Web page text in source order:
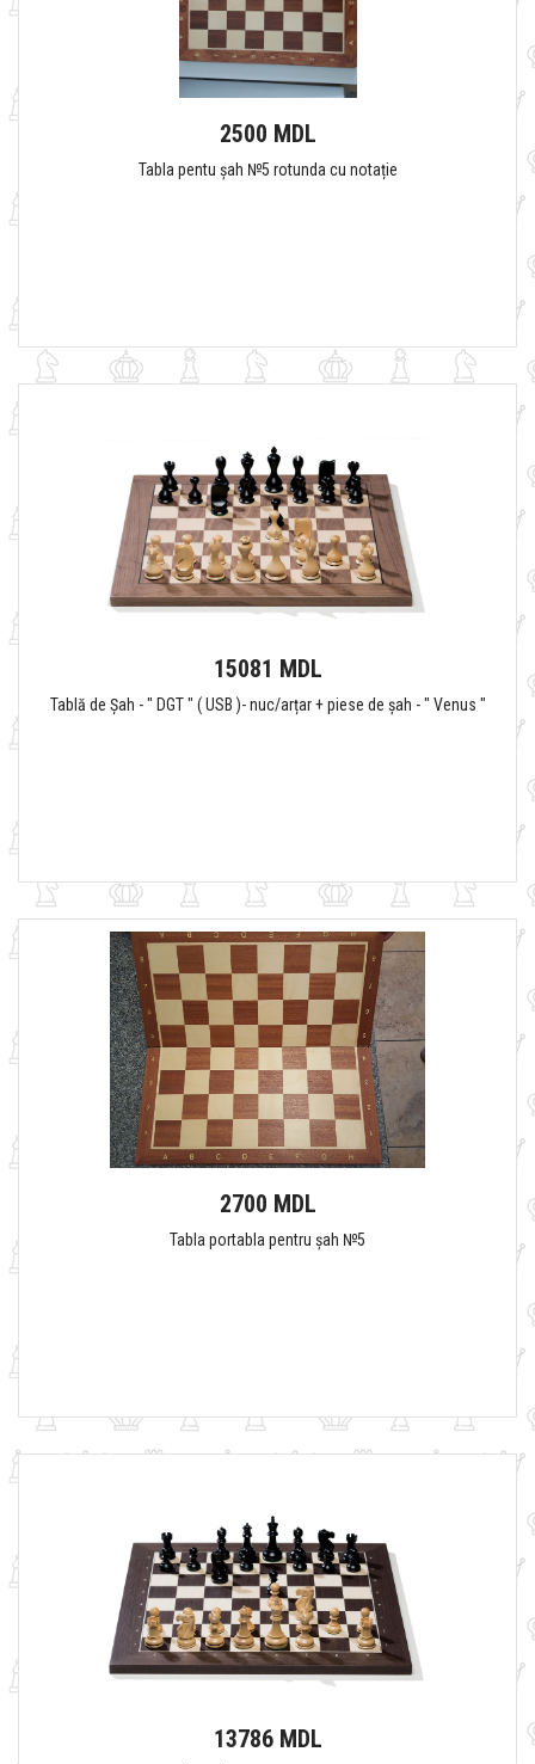
2500 MDL
Tabla pentu șah №5 rotunda cu notație
15081 MDL
Tablă de Șah - " DGT " ( USB )- nuc/arțar + piese de șah - " Venus "
2700 MDL
Tabla portabla pentru șah №5
13786 MDL